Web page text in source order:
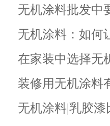
无机涂料批发中
无机涂料：如何
在家装中选择无
装修用无机涂料
无机涂料|乳胶